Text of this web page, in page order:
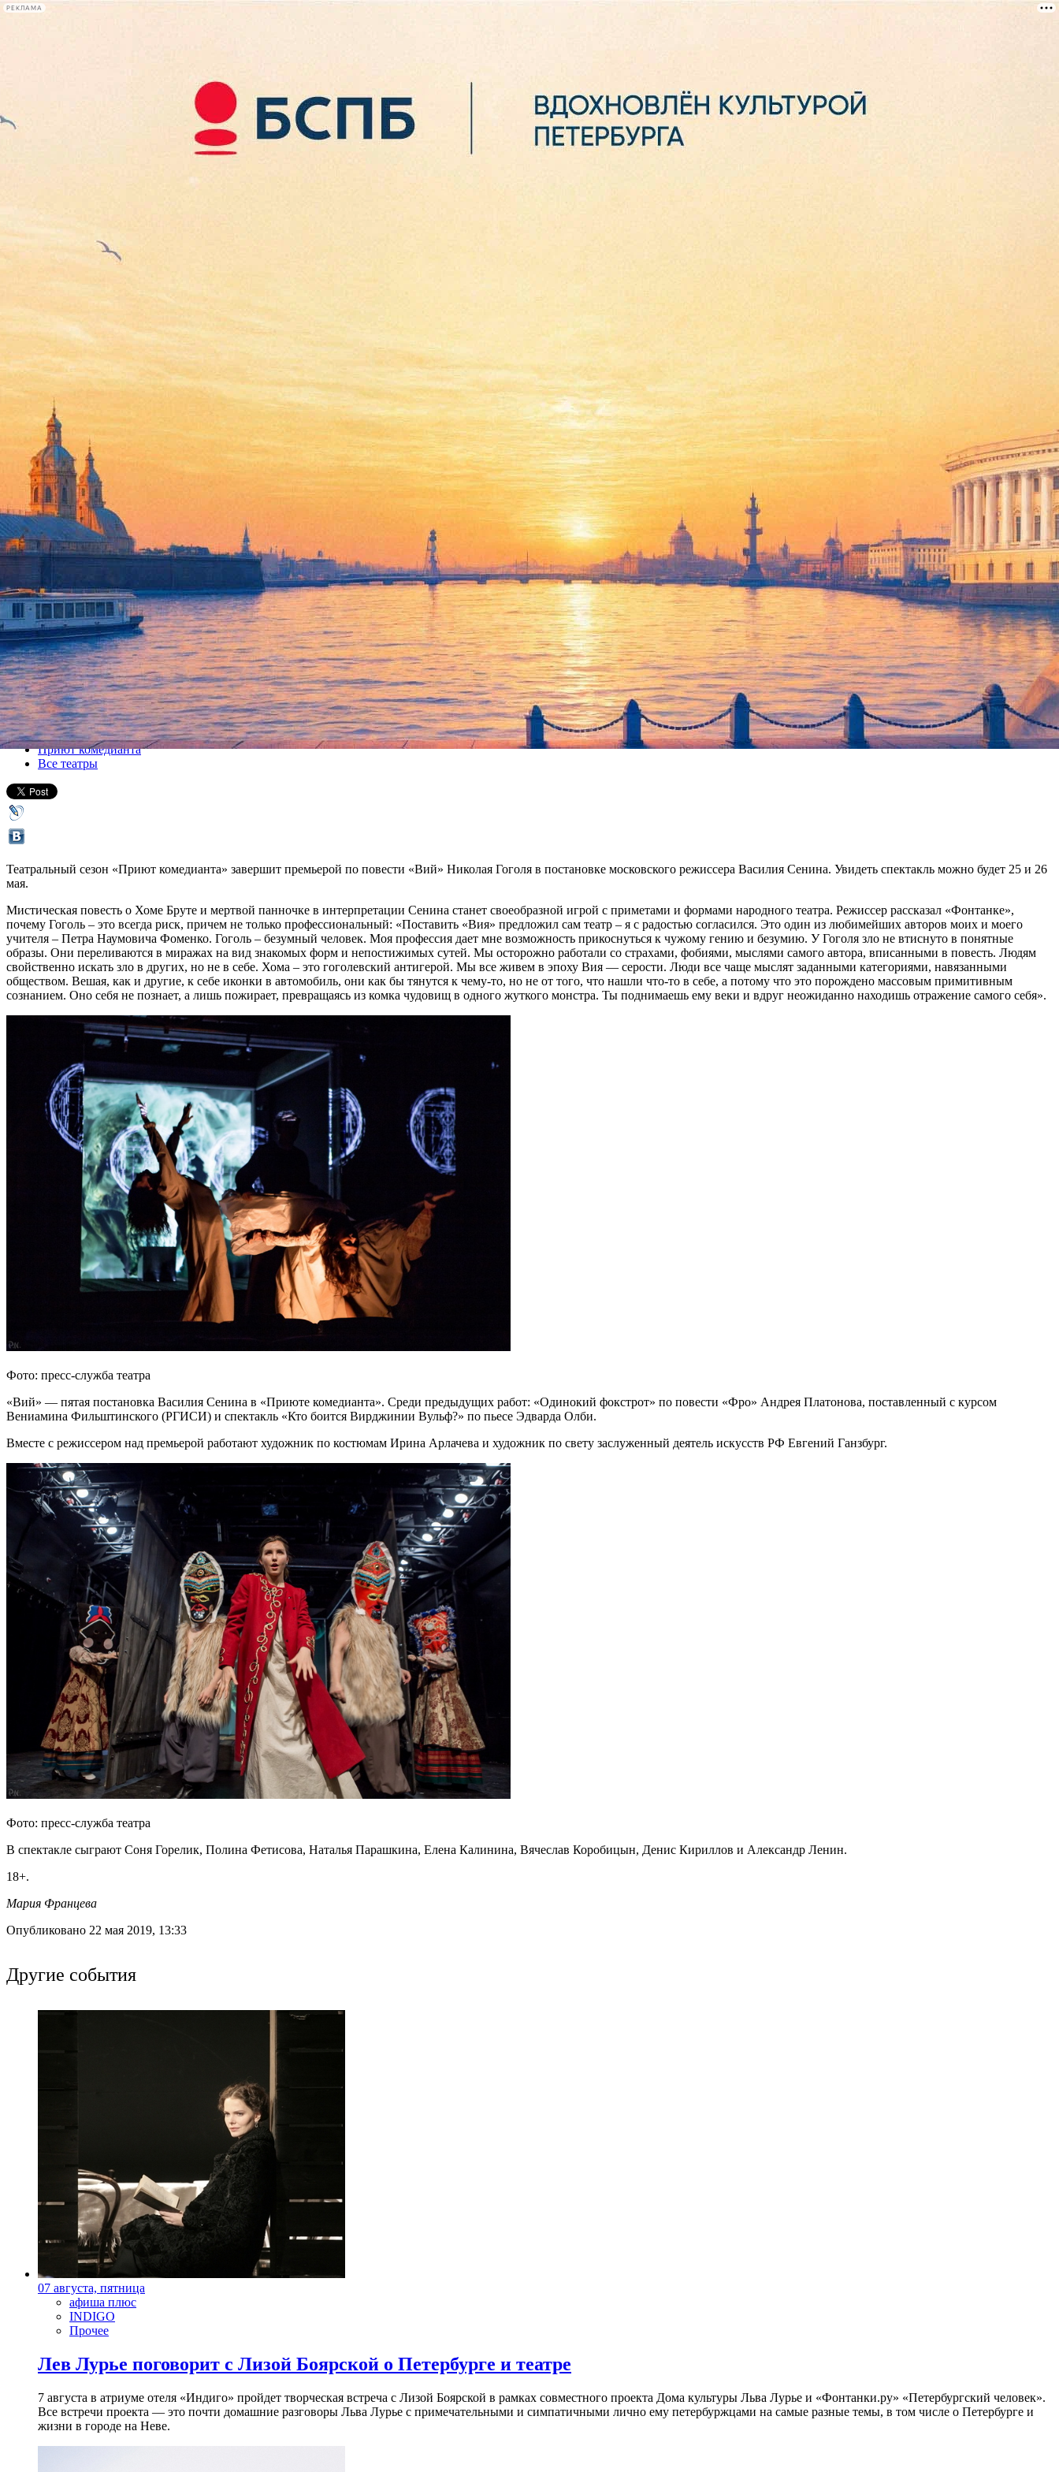
РЕКЛАМА
лекции
книги
«Вию» откроют веки в «Приюте комедианта»
25 мая 2019, суббота-26 мая 2019, воскресенье
Версия для печати
Все спектакли
Приют комедианта
Все театры
Театральный сезон «Приют комедианта» завершит премьерой по повести «Вий» Николая Гоголя в постановке московского режиссера Василия Сенина. Увидеть спектакль можно будет 25 и 26
мая.
Мистическая повесть о Хоме Бруте и мертвой панночке в интерпретации Сенина станет своеобразной игрой с приметами и формами народного театра. Режиссер рассказал «Фонтанке»,
почему Гоголь – это всегда риск, причем не только профессиональный: «Поставить «Вия» предложил сам театр – я с радостью согласился. Это один из любимейших авторов моих и моего
учителя – Петра Наумовича Фоменко. Гоголь – безумный человек. Моя профессия дает мне возможность прикоснуться к чужому гению и безумию. У Гоголя зло не втиснуто в понятные
образы. Они переливаются в миражах на вид знакомых форм и непостижимых сутей. Мы осторожно работали со страхами, фобиями, мыслями самого автора, вписанными в повесть. Людям
свойственно искать зло в других, но не в себе. Хома – это гоголевский антигерой. Мы все живем в эпоху Вия — серости. Люди все чаще мыслят заданными категориями, навязанными
обществом. Вешая, как и другие, к себе иконки в автомобиль, они как бы тянутся к чему-то, но не от того, что нашли что-то в себе, а потому что это порождено массовым примитивным
сознанием. Оно себя не познает, а лишь пожирает, превращаясь из комка чудовищ в одного жуткого монстра. Ты поднимаешь ему веки и вдруг неожиданно находишь отражение самого себя».
Фото: пресс-служба театра
«Вий» — пятая постановка Василия Сенина в «Приюте комедианта». Среди предыдущих работ: «Одинокий фокстрот» по повести «Фро» Андрея Платонова, поставленный с курсом
Вениамина Фильштинского (РГИСИ) и спектакль «Кто боится Вирджинии Вульф?» по пьесе Эдварда Олби.
Вместе с режиссером над премьерой работают художник по костюмам Ирина Арлачева и художник по свету заслуженный деятель искусств РФ Евгений Ганзбург.
Фото: пресс-служба театра
В спектакле сыграют Соня Горелик, Полина Фетисова, Наталья Парашкина, Елена Калинина, Вячеслав Коробицын, Денис Кириллов и Александр Ленин.
18+.
Мария Францева
Опубликовано 22 мая 2019, 13:33
Другие события
07 августа, пятница
афиша плюс
INDIGO
Прочее
Лев Лурье поговорит с Лизой Боярской о Петербурге и театре
7 августа в атриуме отеля «Индиго» пройдет творческая встреча с Лизой Боярской в рамках совместного проекта Дома культуры Льва Лурье и «Фонтанки.ру» «Петербургский человек».
Все встречи проекта — это почти домашние разговоры Льва Лурье с примечательными и симпатичными лично ему петербуржцами на самые разные темы, в том числе о Петербурге и
жизни в городе на Неве.